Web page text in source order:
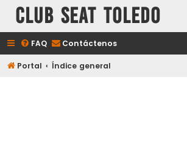
Club Seat Toledo
FAQ Contáctenos
Portal Índice general